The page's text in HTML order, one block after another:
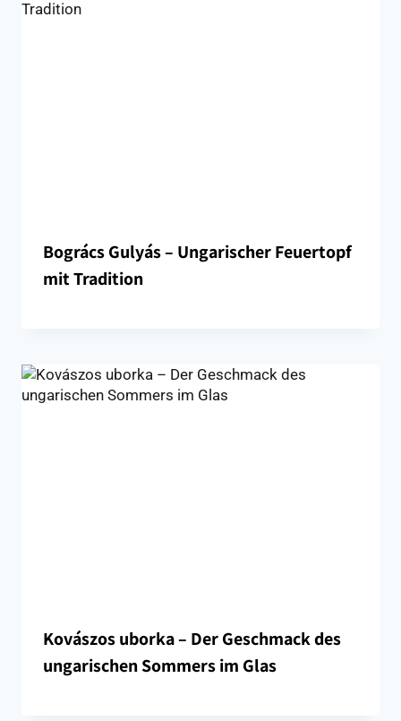
Bogrács Gulyás – Ungarischer Feuertopf
mit Tradition
Kovászos uborka – Der Geschmack des
ungarischen Sommers im Glas